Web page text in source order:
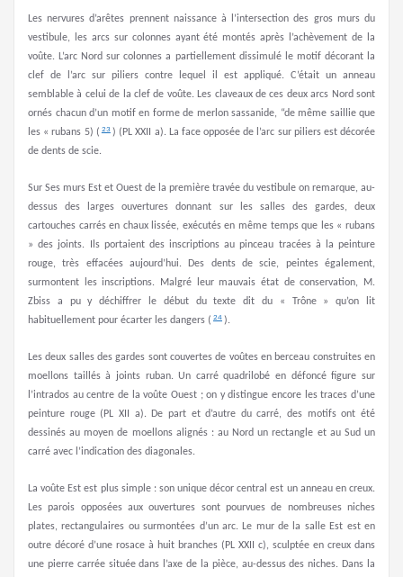
Les nervures d’arêtes prennent naissance à l’intersection des gros murs du
vestibule, les arcs sur colonnes ayant été montés après l’achèvement de la
voûte. L’arc Nord sur colonnes a partiellement dissimulé le motif décorant la
clef de l’arc sur piliers contre lequel il est appliqué. C’était un anneau
semblable à celui de la clef de voûte. Les claveaux de ces deux arcs Nord sont
ornés chacun d’un motif en forme de merlon sassanide, “de même saillie que
les « rubans 5) ( 23 ) (PL XXII a). La face opposée de l’arc sur piliers est décorée
de dents de scie.
Sur Ses murs Est et Ouest de la première travée du vestibule on remarque, au-
dessus des larges ouvertures donnant sur les salles des gardes, deux
cartouches carrés en chaux lissée, exécutés en même temps que les « rubans
» des joints. Ils portaient des inscriptions au pinceau tracées à la peinture
rouge, très effacées aujourd’hui. Des dents de scie, peintes également,
surmontent les inscriptions. Malgré leur mauvais état de conservation, M.
Zbiss a pu y déchiffrer le début du texte dit du « Trône » qu’on lit
habituellement pour écarter les dangers ( 24 ).
Les deux salles des gardes sont couvertes de voûtes en berceau construites en
moellons taillés à joints ruban. Un carré quadrilobé en défoncé figure sur
l’intrados au centre de la voûte Ouest ; on y distingue encore les traces d’une
peinture rouge (PL XII a). De part et d’autre du carré, des motifs ont été
dessinés au moyen de moellons alignés : au Nord un rectangle et au Sud un
carré avec l’indication des diagonales.
La voûte Est est plus simple : son unique décor central est un anneau en creux.
Les parois opposées aux ouvertures sont pourvues de nombreuses niches
plates, rectangulaires ou surmontées d’un arc. Le mur de la salle Est est en
outre décoré d’une rosace à huit branches (PL XXII c), sculptée en creux dans
une pierre carrée située dans l’axe de la pièce, au-dessus des niches. Dans la